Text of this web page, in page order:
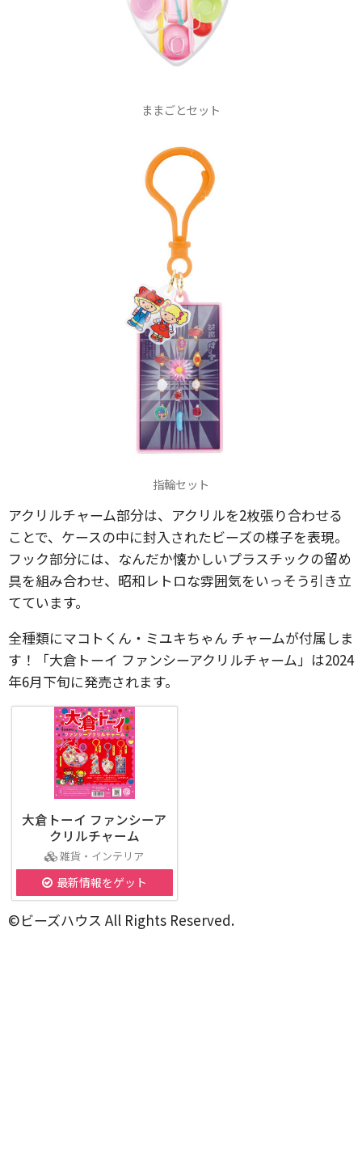
ままごとセット
指輪セット
アクリルチャーム部分は、アクリルを2枚張り合わせる
ことで、ケースの中に封入されたビーズの様子を表現。
フック部分には、なんだか懐かしいプラスチックの留め
具を組み合わせ、昭和レトロな雰囲気をいっそう引き立
てています。
全種類にマコトくん・ミユキちゃん チャームが付属しま
す！「大倉トーイ ファンシーアクリルチャーム」は2024
年6月下旬に発売されます。
大倉トーイ ファンシーア
クリルチャーム
雑貨・インテリア
最新情報をゲット
©ビーズハウス All Rights Reserved.